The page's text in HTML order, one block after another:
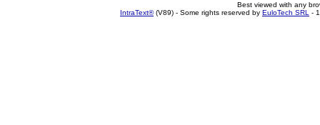
Best viewed with any
IntraText®(V89) - Some rights reserved by EuloTech SRL -